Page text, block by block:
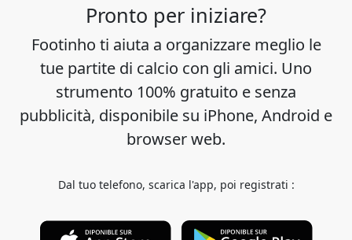
Pronto per iniziare?
Footinho ti aiuta a organizzare meglio le
tue partite di calcio con gli amici. Uno
strumento 100% gratuito e senza
pubblicità, disponibile su iPhone, Android e
browser web.
Dal tuo telefono, scarica l'app, poi registrati :